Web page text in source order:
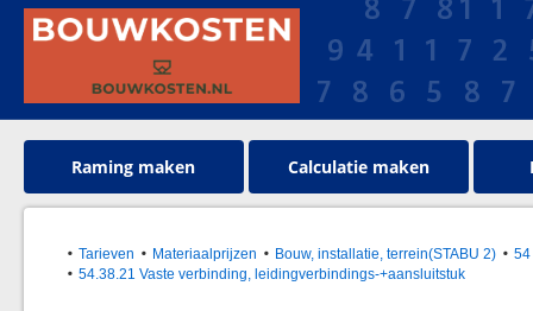
Raming maken Calculatie maken
Tarieven Materiaalprijzen Bouw, installatie, terrein(STABU 2)
54.38.21 Vaste verbinding, leidingverbindings-+aansluitstuk